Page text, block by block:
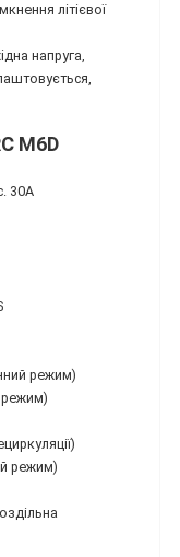
літієвої
напруга,
M6D
30A
режим)
режим)
режим)